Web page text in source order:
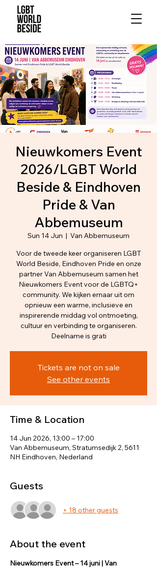
Nieuwkomers Event
2026/LGBT World
Beside & Eindhoven
Pride & Van
Abbemuseum
Sun 14 Jun
  |
Van Abbemuseum
Voor de tweede keer organiseren LGBT
World Beside, Eindhoven Pride en onze
partner Van Abbemuseum samen het
Nieuwkomers Event voor de LGBTQ+
community. We kijken ernaar uit om
opnieuw een warme, inclusieve en
inspirerende middag vol ontmoeting,
cultuur en verbinding te organiseren.
Deelname is grati
Tickets are not on sale
See other events
Time & Location
14 Jun 2026, 13:00 – 17:00
Van Abbemuseum, Stratumsedijk 2, 5611
NH Eindhoven, Nederland
Guests
+ 18 other guests
About the event
Nieuwkomers Event – 14 juni | Van